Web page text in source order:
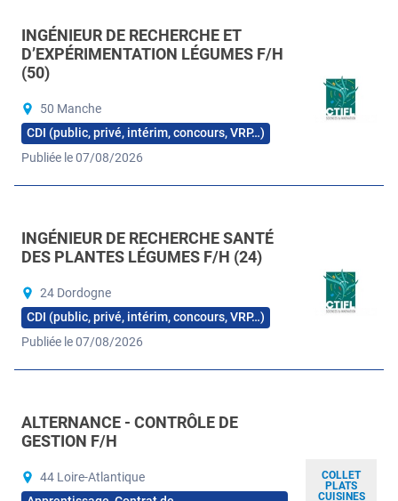
INGÉNIEUR DE RECHERCHE ET
D’EXPÉRIMENTATION LÉGUMES F/H
(50)
50 Manche
CDI (public, privé, intérim, concours, VRP…)
Publiée le 07/08/2026
INGÉNIEUR DE RECHERCHE SANTÉ
DES PLANTES LÉGUMES F/H (24)
24 Dordogne
CDI (public, privé, intérim, concours, VRP…)
Publiée le 07/08/2026
COLLET
PLATS
CUISINES
ALTERNANCE - CONTRÔLE DE
GESTION F/H
44 Loire-Atlantique